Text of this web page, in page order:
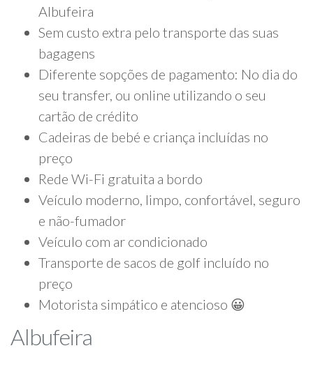
Albufeira
Sem custo extra pelo transporte das suas
bagagens
Diferente sopções de pagamento: No dia do
seu transfer, ou online utilizando o seu
cartão de crédito
Cadeiras de bebé e criança incluídas no
preço
Rede Wi-Fi gratuita a bordo
Veículo moderno, limpo, confortável, seguro
e não-fumador
Veículo com ar condicionado
Transporte de sacos de golf incluído no
preço
Motorista simpático e atencioso 😀
Albufeira